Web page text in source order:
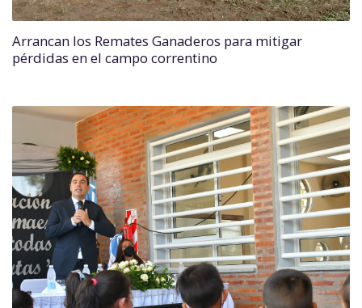
Arrancan los Remates Ganaderos para mitigar
pérdidas en el campo correntino